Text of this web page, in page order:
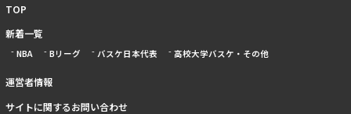
TOP
新着一覧
NBA Bリーグ バスケ日本代表 高校大学バスケ・その他
運営者情報
サイトに関するお問い合わせ